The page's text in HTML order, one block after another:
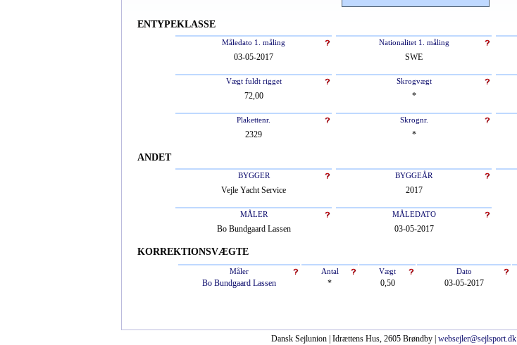
ENTYPEKLASSE
Måledato 1. måling Nationalitet 1. måling
03-05-2017 SWE
Vægt fuldt rigget Skrogvægt
72,00 *
Plakettenr. Skrognr.
2329 *
ANDET
BYGGER BYGGEÅR
Vejle Yacht Service 2017
MÅLER MÅLEDATO
Bo Bundgaard Lassen 03-05-2017
KORREKTIONSVÆGTE
Måler Antal Vægt Dato
Bo Bundgaard Lassen * 0,50 03-05-2017
Dansk Sejlunion | Idrættens Hus, 2605 Brøndby | websejler@sejlsport.dk